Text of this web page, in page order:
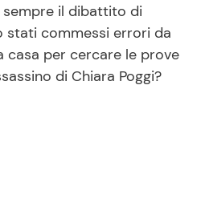
il dibattito di
stati commessi errori da
casa per cercare le prove
di Chiara Poggi?